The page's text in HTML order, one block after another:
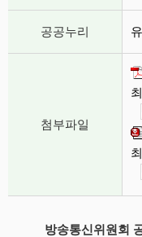
공공누리
첨부파일
방송통신위원회